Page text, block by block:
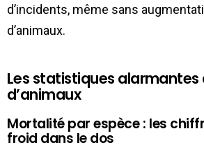
d’incidents, même sans
d’animaux.
Les statistiques
d’animaux
Mortalité par espèce : les
froid dans le dos